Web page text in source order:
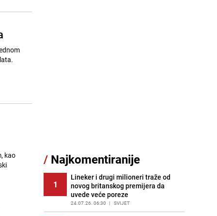
kao
jednostavan desert bez imalo muke
12
Pojavili su vam se mravi u kući? Bez
brige, ovo su najbolji načini da ih se
riješite
PRIJE 2 DANA | ŽIVOT I STIL
/ Najkomentiranije
1
Lineker i drugi milioneri traže od
novog britanskog premijera da
uvede veće poreze
24.07.26. 06:30 | SVIJET